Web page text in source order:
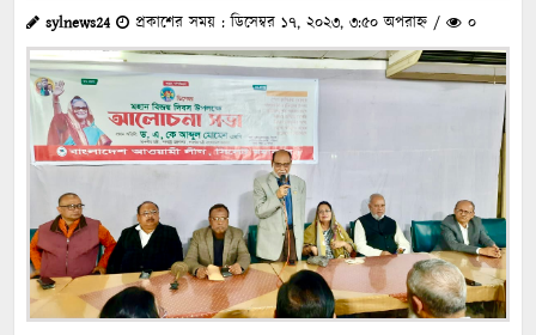
sylnews24 প্রকাশের সময় : ডিসেম্বর ১৭, ২০২৩, ৩:৫০ অপরাহ্ন / ০